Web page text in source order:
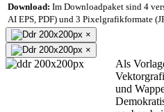
Download: Im Downloadpaket sind 4
AI EPS, PDF) und 3 Pixelgrafikformate
×
×
Als
und